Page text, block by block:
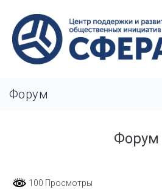
Форум
Форум
100 Просмотры